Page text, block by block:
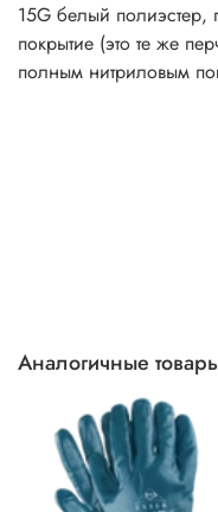
15G белый полиэстер,
покрытие (это те же
полным нитриловым
Аналогичные